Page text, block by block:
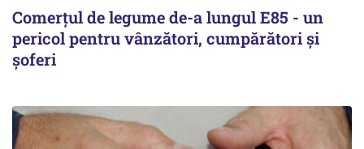
Comerțul de legume de-a lungul E85 - un
pericol pentru vânzători, cumpărători și
șoferi